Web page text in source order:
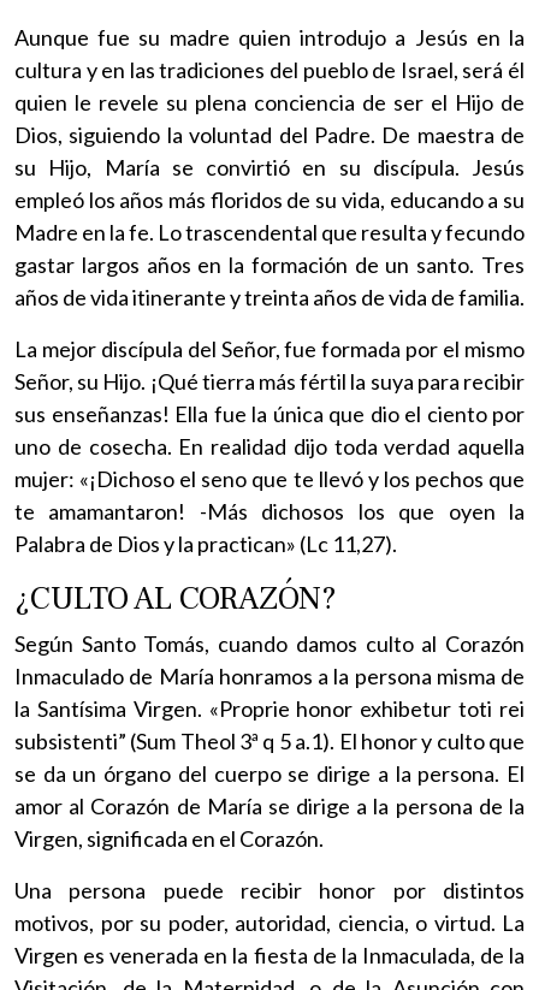
Aunque fue su madre quien introdujo a Jesús en la
cultura y en las tradiciones del pueblo de Israel, será él
quien le revele su plena conciencia de ser el Hijo de
Dios, siguiendo la voluntad del Padre. De maestra de
su Hijo, María se convirtió en su discípula. Jesús
empleó los años más floridos de su vida, educando a su
Madre en la fe. Lo trascendental que resulta y fecundo
gastar largos años en la formación de un santo. Tres
años de vida itinerante y treinta años de vida de familia.
La mejor discípula del Señor, fue formada por el mismo
Señor, su Hijo. ¡Qué tierra más fértil la suya para recibir
sus enseñanzas! Ella fue la única que dio el ciento por
uno de cosecha. En realidad dijo toda verdad aquella
mujer: «¡Dichoso el seno que te llevó y los pechos que
te amamantaron! -Más dichosos los que oyen la
Palabra de Dios y la practican» (Lc 11,27).
¿CULTO AL CORAZÓN?
Según Santo Tomás, cuando damos culto al Corazón
Inmaculado de María honramos a la persona misma de
la Santísima Virgen. «Proprie honor exhibetur toti rei
subsistenti” (Sum Theol 3ª q 5 a.1). El honor y culto que
se da un órgano del cuerpo se dirige a la persona. El
amor al Corazón de María se dirige a la persona de la
Virgen, significada en el Corazón.
Una persona puede recibir honor por distintos
motivos, por su poder, autoridad, ciencia, o virtud. La
Virgen es venerada en la fiesta de la Inmaculada, de la